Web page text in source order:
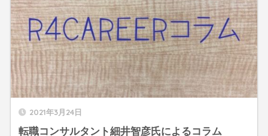
2021年3月24日
転職コンサルタント細井智彦氏によるコラム